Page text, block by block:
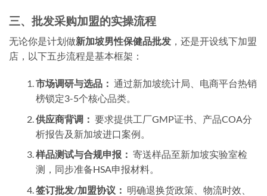
三、批发采购加盟的实操流程
无论你是计划做新加坡男性保健品批发 ，还是开设线下加盟
店，以下五步流程是基本框架：
市场调研与选品： 通过新加坡统计局、电商平台热销
榜锁定3-5个核心品类。
供应商背调： 要求提供工厂GMP证书、产品COA分
析报告及新加坡进口案例。
样品测试与合规申报： 寄送样品至新加坡实验室检
测，同步准备HSA申报材料。
签订批发/加盟协议： 明确退换货政策、物流时效、